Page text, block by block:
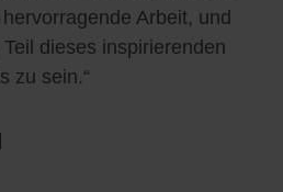
Arbeit, und
dieses inspirierenden
zu sein.“